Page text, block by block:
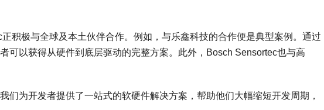
积极与全球及本土伙伴合作。例如，与乐鑫科技的合作便是典型案例。通过
可以获得从硬件到底层驱动的完整方案。此外，Bosch Sensortec也与高
们为开发者提供了一站式的软硬件解决方案，帮助他们大幅缩短开发周期，